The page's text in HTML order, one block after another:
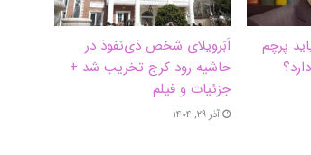
پرچم
اَبَر‌ویلای شخص ذی‌نفوذ در
حاشیه‌ رود کرج تخریب شد +
جزئیات و فیلم
آذر ۲۹, ۱۴۰۴